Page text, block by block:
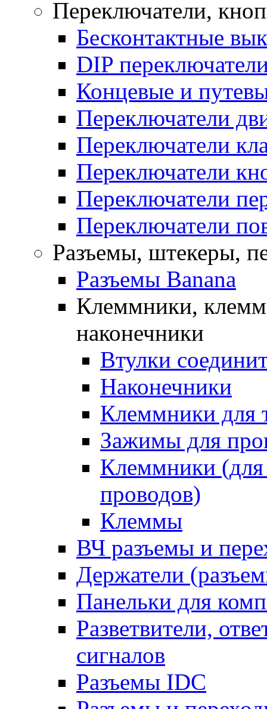
Переключатели,
Бесконтактные
DIP
Концевые и
Переключатели
Переключатели
Переключатели
Переключатели
Переключатели
Разъемы, штекеры,
Разъемы Banana
Клеммники,
наконечники
Втулки
Наконечники
Клеммники для
Зажимы для
Клеммники (для
проводов)
Клеммы
ВЧ разъемы и
Держатели
Панельки для
Разветвители,
сигналов
Разъемы IDC